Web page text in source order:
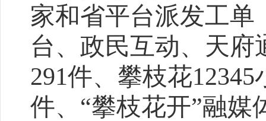
家和省平台派发工单
台、政民互动、天府
291件、攀枝花12345
件、 “攀枝花开”融媒